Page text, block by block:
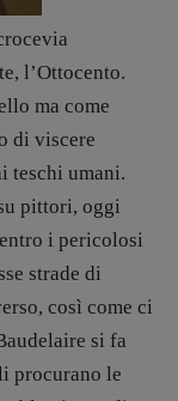
l’Ottocento.
ma come
di viscere
teschi umani.
pittori, oggi
i pericolosi
strade di
così come ci
si fa
procurano le